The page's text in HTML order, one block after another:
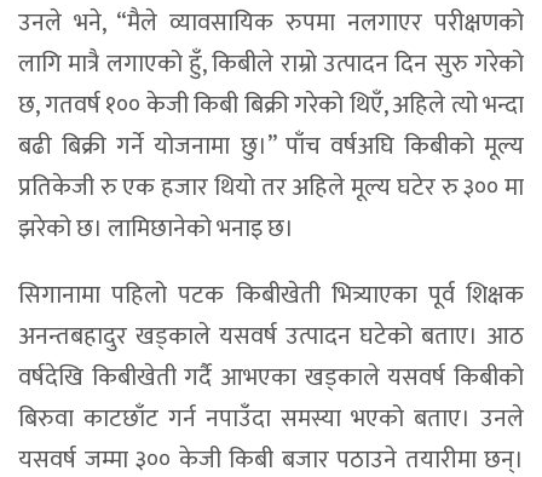
उनले भने, “मैले व्यावसायिक रुपमा नलगाएर परीक्षणको
लागि मात्रै लगाएको हुँ, किबीले राम्रो उत्पादन दिन सुरु गरेको
छ, गतवर्ष १०० केजी किबी बिक्री गरेको थिएँ, अहिले त्यो भन्दा
बढी बिक्री गर्ने योजनामा छु।” पाँच वर्षअघि किबीको मूल्य
प्रतिकेजी रु एक हजार थियो तर अहिले मूल्य घटेर रु ३०० मा
झरेको छ। लामिछानेको भनाइ छ।
सिगानामा पहिलो पटक किबीखेती भित्र्याएका पूर्व शिक्षक
अनन्तबहादुर खड्काले यसवर्ष उत्पादन घटेको बताए। आठ
वर्षदेखि किबीखेती गर्दै आभएका खड्काले यसवर्ष किबीको
बिरुवा काटछाँट गर्न नपाउँदा समस्या भएको बताए। उनले
यसवर्ष जम्मा ३०० केजी किबी बजार पठाउने तयारीमा छन्।